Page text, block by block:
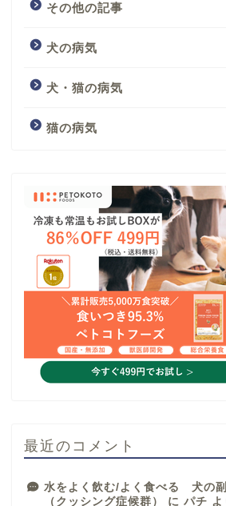
その他の記事
犬の病気
犬・猫の病気
猫の病気
最近のコメント
水をよく飲む/よく食べる 犬の
（クッシング症候群）
に パチ よ